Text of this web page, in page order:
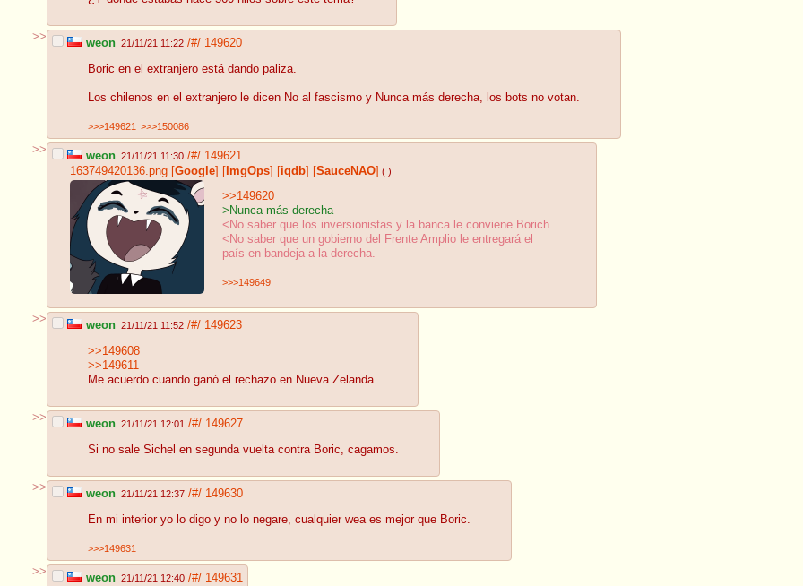
>> weon 21/11/21 11:22 /#/ 149620
Boric en el extranjero está dando paliza.
Los chilenos en el extranjero le dicen No al fascismo y Nunca más derecha, los bots no votan.
>>>149621 >>>150086
>> weon 21/11/21 11:30 /#/ 149621
163749420136.png [Google] [ ImgOps] [iqdb] [SauceNAO] ( )
>>149620
>Nunca más derecha
<No saber que los inversionistas y la banca le conviene Borich
<No saber que un gobierno del Frente Amplio le entregará el
país en bandeja a la derecha.
>>>149649
>> weon 21/11/21 11:52 /#/ 149623
>>149608
>>149611
Me acuerdo cuando ganó el rechazo en Nueva Zelanda.
>> weon 21/11/21 12:01 /#/ 149627
Si no sale Sichel en segunda vuelta contra Boric, cagamos.
>> weon 21/11/21 12:37 /#/ 149630
En mi interior yo lo digo y no lo negare, cualquier wea es mejor que Boric.
>>>149631
>> weon 21/11/21 12:40 /#/ 149631